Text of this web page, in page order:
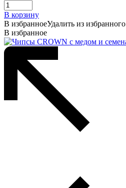
В корзину
В избранноеУдалить из избранного
В избранное